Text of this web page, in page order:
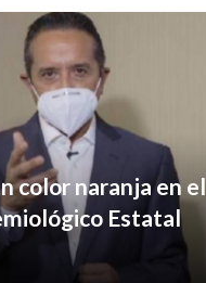
color naranja en el
Estatal